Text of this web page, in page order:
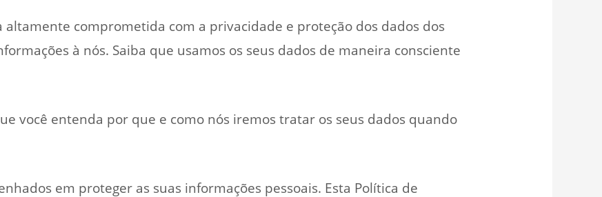
altamente comprometida com a privacidade e proteção dos dados dos
à nós. Saiba que usamos os seus dados de maneira consciente
você entenda por que e como nós iremos tratar os seus dados quando
em proteger as suas informações pessoais. Esta Política de